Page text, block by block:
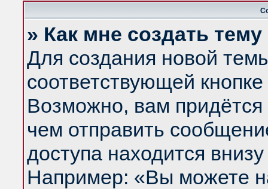
» Как мне создать
Для создания новой
соответствующей
Возможно, вам придётся
чем отправить
доступа находится
Например: «Вы можете